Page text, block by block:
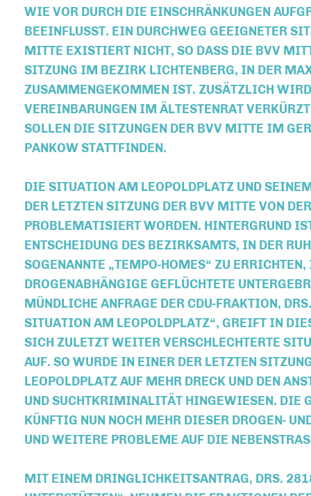
WIE VOR DURCH DIE EINSCHRÄNKUNGEN
BEEINFLUSST. EIN DURCHWEG GEEIGNETER
MITTE EXISTIERT NICHT, SO DASS DIE BVV
SITZUNG IM BEZIRK LICHTENBERG, IN DER
ZUSAMMENGEKOMMEN IST. ZUSÄTZLICH WIRD
VEREINBARUNGEN IM ÄLTESTENRAT
SOLLEN DIE SITZUNGEN DER BVV MITTE IM
PANKOW STATTFINDEN.
DIE SITUATION AM LEOPOLDPLATZ UND
DER LETZTEN SITZUNG DER BVV MITTE VON
PROBLEMATISIERT WORDEN. HINTERGRUND
ENTSCHEIDUNG DES BEZIRKSAMTS, IN DER
OGENANNTE „TEMPO-HOMES“ ZU ERRICHTEN,
ROGENABHÄNGIGE GEFLÜCHTETE
ÜNDLICHE ANFRAGE DER CDU-FRAKTION,
ITUATION AM LEOPOLDPLATZ“, GREIFT IN
ICH ZULETZT WEITER VERSCHLECHTERTE
UF. SO WURDE IN EINER DER LETZTEN
EOPOLDPLATZ AUF MEHR DRECK UND DEN
ND SUCHTKRIMINALITÄT HINGEWIESEN. DIE
ÜNFTIG NUN NOCH MEHR DIESER DROGEN-
ND WEITERE PROBLEME AUF DIE
MIT EINEM DRINGLICHKEITSANTRAG, DRS.